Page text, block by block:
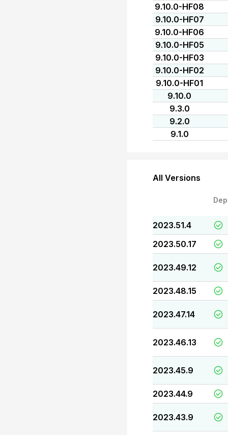
9.10.0-HF08
9.10.0-HF07
9.10.0-HF06
9.10.0-HF05
9.10.0-HF03
9.10.0-HF02
9.10.0-HF01
9.10.0
9.3.0
9.2.0
9.1.0
All Versions
2023.51.4
2023.50.17
2023.49.12
2023.48.15
2023.47.14
2023.46.13
2023.45.9
2023.44.9
2023.43.9